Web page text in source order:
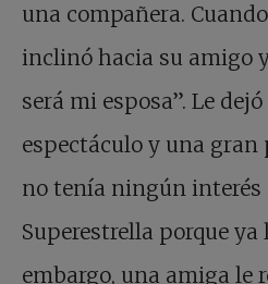
una compañera.
inclinó hacia su amigo
será mi esposa”. Le
espectáculo y una gran
no tenía ningún interés
Superestrella porque
embargo, una amiga le